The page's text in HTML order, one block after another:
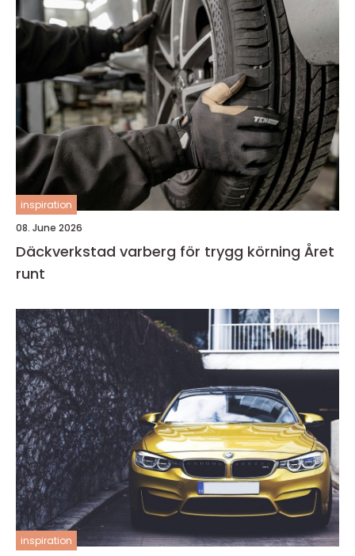
inspiration
08. June 2026
Däckverkstad varberg för trygg körning Året
runt
inspiration